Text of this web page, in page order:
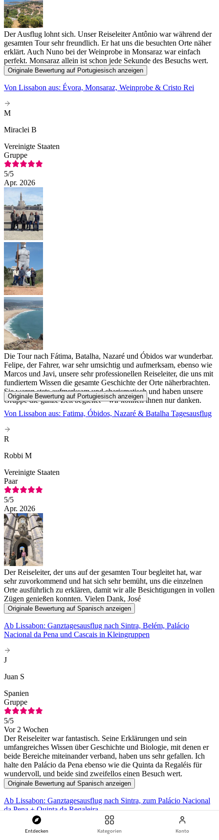
Entdecken Kategorien Konto
Der Ausflug lohnt sich. Unser Reiseleiter Antônio war während der
gesamten Tour sehr freundlich. Er hat uns die besuchten Orte näher
erklärt. Auch Nuno bei der Weinprobe in Monsaraz war einfach
perfekt. Monsaraz allein ist schon jede Sekunde des Besuchs wert.
Originale Bewertung auf Portugiesisch anzeigen
Von Lissabon aus: Évora, Monsaraz, Weinprobe & Cristo Rei
M
Miraclei B
Vereinigte Staaten
Gruppe
5/5
Apr. 2026
Die Tour nach Fátima, Batalha, Nazaré und Óbidos war wunderbar.
Felipe, der Fahrer, war sehr umsichtig und aufmerksam, ebenso wie
Marcos und Javi, unsere sehr professionellen Reiseleiter, die uns mit
fundiertem Wissen die gesamte Geschichte der Orte näherbrachten.
Sie waren stets aufmerksam und charismatisch und haben unsere
Gruppe die ganze Zeit begleitet – wir können ihnen nur danken.
Originale Bewertung auf Portugiesisch anzeigen
Von Lissabon aus: Fatima, Óbidos, Nazaré & Batalha Tagesausflug
R
Robbi M
Vereinigte Staaten
Paar
5/5
Apr. 2026
Der Reiseleiter, der uns auf der gesamten Tour begleitet hat, war
sehr zuvorkommend und hat sich sehr bemüht, uns die einzelnen
Orte ausführlich zu erklären, damit wir alle Besichtigungen in vollen
Zügen genießen konnten. Vielen Dank, José
Originale Bewertung auf Spanisch anzeigen
Ab Lissabon: Ganztagesausflug nach Sintra, Belém, Palácio
Nacional da Pena und Cascais in Kleingruppen
J
Juan S
Spanien
Gruppe
5/5
Vor 2 Wochen
Der Reiseleiter war fantastisch. Seine Erklärungen und sein
umfangreiches Wissen über Geschichte und Biologie, mit denen er
beide Bereiche miteinander verband, haben uns sehr gefallen. Ich
halte den Palácio da Pena ebenso wie die Quinta da Regaléis für
wundervoll, und beide sind zweifellos einen Besuch wert.
Originale Bewertung auf Spanisch anzeigen
Ab Lissabon: Ganztagesausflug nach Sintra, zum Palácio Nacional
da Pena + Quinta da Regaleira